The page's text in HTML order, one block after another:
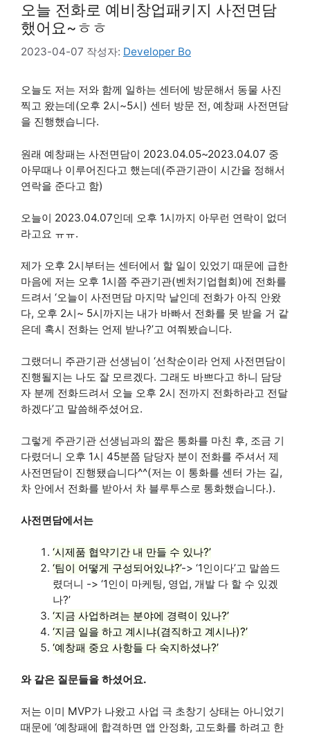
오늘 전화로 예비창업패키지 사전면담
했어요~ㅎㅎ
2023-04-07 작성자: Developer Bo
오늘도 저는 저와 함께 일하는 센터에 방문해서 동물 사진
찍고 왔는데(오후 2시~5시) 센터 방문 전, 예창패 사전면담
을 진행했습니다.
원래 예창패는 사전면담이 2023.04.05~2023.04.07 중
아무때나 이루어진다고 했는데(주관기관이 시간을 정해서
연락을 준다고 함)
오늘이 2023.04.07인데 오후 1시까지 아무런 연락이 없더
라고요 ㅠㅠ.
제가 오후 2시부터는 센터에서 할 일이 있었기 때문에 급한
마음에 저는 오후 1시쯤 주관기관(벤처기업협회)에 전화를
드려서 ‘오늘이 사전면담 마지막 날인데 전화가 아직 안왔
다, 오후 2시~ 5시까지는 내가 바빠서 전화를 못 받을 거 같
은데 혹시 전화는 언제 받나?’고 여쭤봤습니다.
그랬더니 주관기관 선생님이 ‘선착순이라 언제 사전면담이
진행될지는 나도 잘 모르겠다. 그래도 바쁘다고 하니 담당
자 분께 전화드려서 오늘 오후 2시 전까지 전화하라고 전달
하겠다’고 말씀해주셨어요.
그렇게 주관기관 선생님과의 짧은 통화를 마친 후, 조금 기
다렸더니 오후 1시 45분쯤 담당자 분이 전화를 주셔서 제
사전면담이 진행됐습니다^^(저는 이 통화를 센터 가는 길,
차 안에서 전화를 받아서 차 블루투스로 통화했습니다.).
사전면담에서는
‘시제품 협약기간 내 만들 수 있나?’
‘팀이 어떻게 구성되어있냐?’-> ‘1인이다’고 말씀드
렸더니 -> ‘1인이 마케팅, 영업, 개발 다 할 수 있겠
나?’
‘지금 사업하려는 분야에 경력이 있나?’
‘지금 일을 하고 계시냐(겸직하고 계시나)?’
‘예창패 중요 사항들 다 숙지하셨나?’
와 같은 질문들을 하셨어요.
저는 이미 MVP가 나왔고 사업 극 초창기 상태는 아니었기
때문에 ‘예창패에 합격하면 앱 안정화, 고도화를 하려고 한